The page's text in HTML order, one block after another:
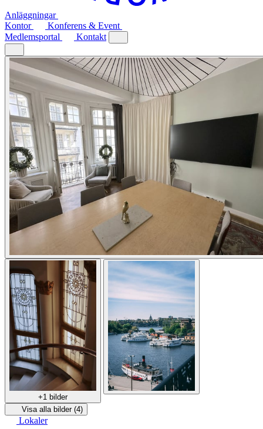
Anläggningar
Kontor
Konferens & Event
Medlemsportal
Kontakt
+1 bilder
Visa alla bilder (4)
Lokaler